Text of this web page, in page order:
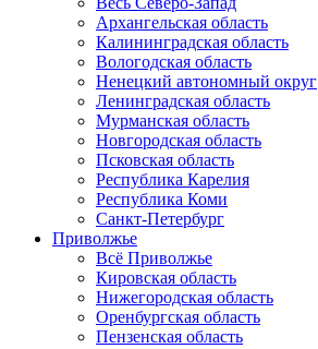
Архангельская область
Калининградская область
Вологодская область
Ненецкий автономный округ
Ленинградская область
Мурманская область
Новгородская область
Псковская область
Республика Карелия
Республика Коми
Санкт-Петербург
Приволжье
Всё Приволжье
Кировская область
Нижегородская область
Оренбургская область
Пензенская область